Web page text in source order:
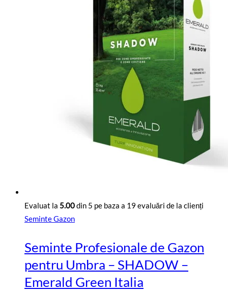
Evaluat la 5.00din 5 pe baza a 19 evaluări de la clienți
Seminte Gazon
Seminte Profesionale de Gazon
pentru Umbra – SHADOW –
Emerald Green Italia